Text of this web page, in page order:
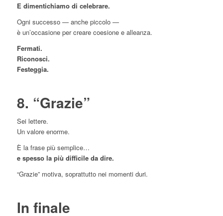
E dimentichiamo di celebrare.
Ogni successo — anche piccolo —
è un’occasione per creare coesione e alleanza.
Fermati.
Riconosci.
Festeggia.
8. “Grazie”
Sei lettere.
Un valore enorme.
È la frase più semplice…
e spesso la più difficile da dire.
“Grazie” motiva, soprattutto nei momenti duri.
In finale